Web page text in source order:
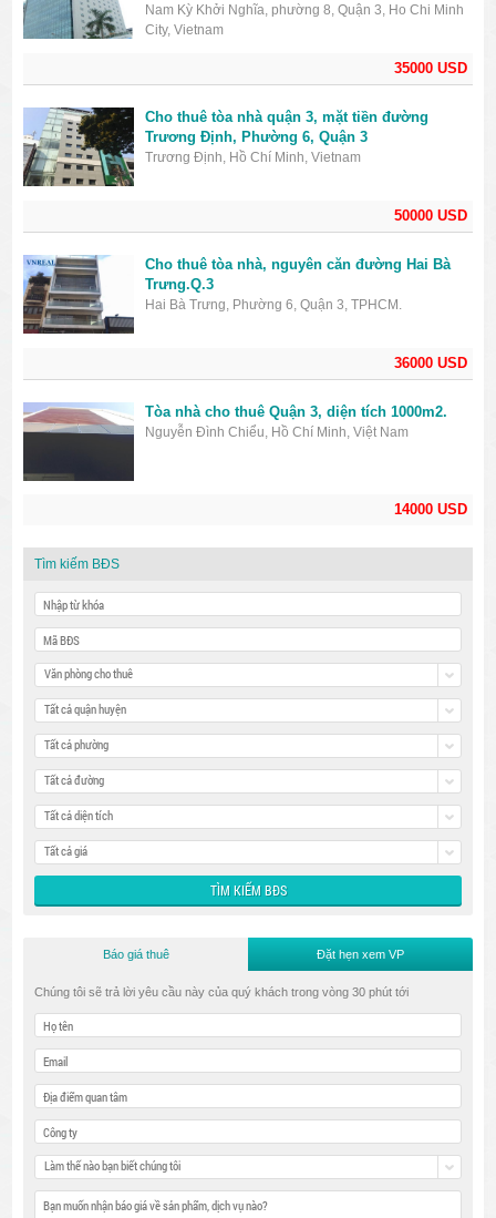
35000 USD
Nam Kỳ Khởi Nghĩa, phường 8, Quận 3, Ho Chi Minh
City, Vietnam
50000 USD
Cho thuê tòa nhà quận 3, mặt tiền đường
Trương Định, Phường 6, Quận 3
Trương Định, Hồ Chí Minh, Vietnam
36000 USD
Cho thuê tòa nhà, nguyên căn đường Hai Bà
Trưng.Q.3
Hai Bà Trưng, Phường 6, Quận 3, TPHCM.
14000 USD
Tòa nhà cho thuê Quận 3, diện tích 1000m2.
Nguyễn Đình Chiểu, Hồ Chí Minh, Việt Nam
Tìm kiếm BĐS
Văn phòng cho thuê
Tất cả quận huyện
Tất cả phường
Tất cả đường
Tất cả diện tích
Tất cả giá
Báo giá thuê Đặt hẹn xem VP
Chúng tôi sẽ trả lời yêu cầu này của quý khách trong vòng 30 phút tới
Làm thế nào bạn biết chúng tôi